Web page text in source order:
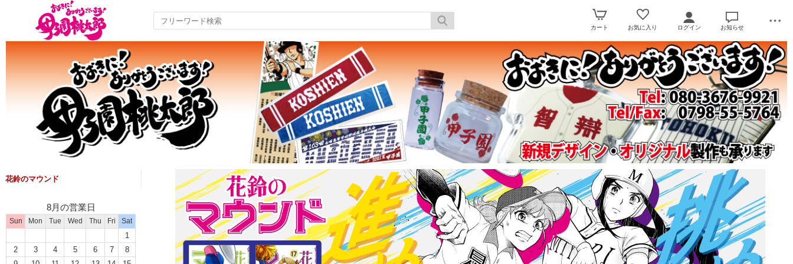
カート お気に入り ログイン お知らせ
花鈴のマウンド
8月の営業日
Sun Mon Tue Wed Thu Fri Sat
1
2
3 4 5 6 7
8